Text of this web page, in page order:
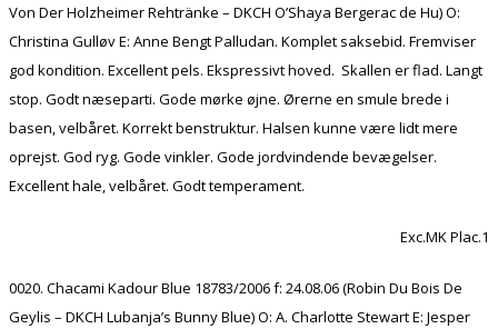
Von Der Holzheimer Rehtränke – DKCH O’Shaya Bergerac de Hu) O:
Christina Gulløv E: Anne Bengt Palludan. Komplet saksebid. Fremviser
god kondition. Excellent pels. Ekspressivt hoved. Skallen er flad. Langt
stop. Godt næseparti. Gode mørke øjne. Ørerne en smule brede i
basen, velbåret. Korrekt benstruktur. Halsen kunne være lidt mere
oprejst. God ryg. Gode vinkler. Gode jordvindende bevægelser.
Excellent hale, velbåret. Godt temperament.
Exc.MK Plac.1
0020. Chacami Kadour Blue 18783/2006 f: 24.08.06 (Robin Du Bois De
Geylis – DKCH Lubanja’s Bunny Blue) O: A. Charlotte Stewart E: Jesper